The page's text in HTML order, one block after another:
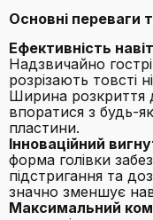
Основні переваги
Ефективність
Надзвичайно гострі
розрізають товсті
Ширина розкриття
впоратися з будь-
пластини.
Інноваційний
форма голівки
підстригання та
значно зменшує
Максимальний